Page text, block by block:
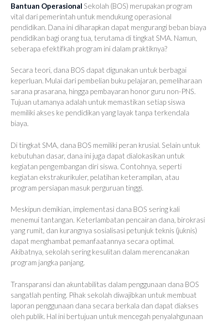
Bantuan Operasional Sekolah (BOS) merupakan program
vital dari pemerintah untuk mendukung operasional
pendidikan. Dana ini diharapkan dapat mengurangi beban biaya
pendidikan bagi orang tua, terutama di tingkat SMA. Namun,
seberapa efektifkah program ini dalam praktiknya?
Secara teori, dana BOS dapat digunakan untuk berbagai
keperluan. Mulai dari pembelian buku pelajaran, pemeliharaan
sarana prasarana, hingga pembayaran honor guru non-PNS.
Tujuan utamanya adalah untuk memastikan setiap siswa
memiliki akses ke pendidikan yang layak tanpa terkendala
biaya.
Di tingkat SMA, dana BOS memiliki peran krusial. Selain untuk
kebutuhan dasar, dana ini juga dapat dialokasikan untuk
kegiatan pengembangan diri siswa. Contohnya, seperti
kegiatan ekstrakurikuler, pelatihan keterampilan, atau
program persiapan masuk perguruan tinggi.
Meskipun demikian, implementasi dana BOS sering kali
menemui tantangan. Keterlambatan pencairan dana, birokrasi
yang rumit, dan kurangnya sosialisasi petunjuk teknis (juknis)
dapat menghambat pemanfaatannya secara optimal.
Akibatnya, sekolah sering kesulitan dalam merencanakan
program jangka panjang.
Transparansi dan akuntabilitas dalam penggunaan dana BOS
sangatlah penting. Pihak sekolah diwajibkan untuk membuat
laporan penggunaan dana secara berkala dan dapat diakses
oleh publik. Hal ini bertujuan untuk mencegah penyalahgunaan